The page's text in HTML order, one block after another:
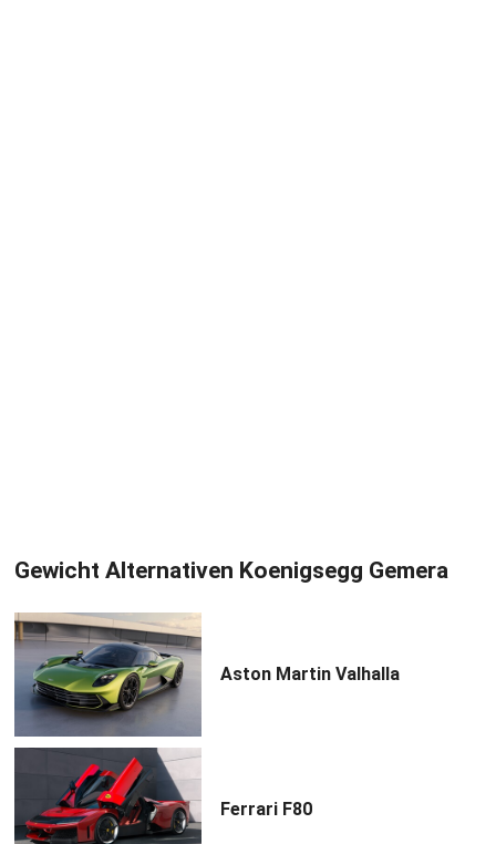
Gewicht Alternativen Koenigsegg Gemera
Aston Martin Valhalla
Ferrari F80